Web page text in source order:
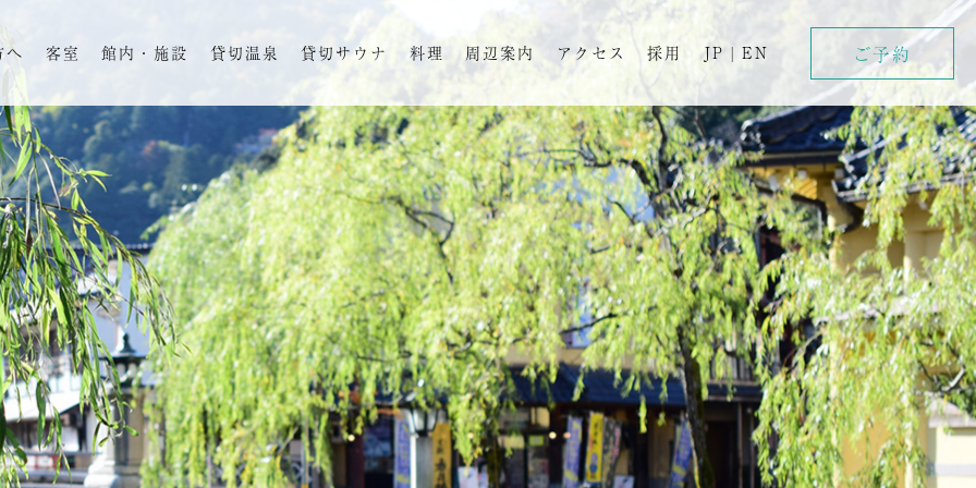
へ 客室 館内・施設 貸切温泉 貸切サウナ 料理 周辺案内 アクセス 採用 JP | EN ご予約